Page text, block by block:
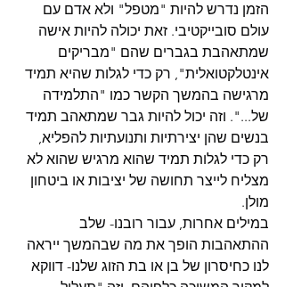
הזמן נדרש להיות "מטפל" ולא אדם עם
עולם סובייקטיבי. זאת יכולה להיות אישה
שמתאהבת בגברים שהם "מבריקים
אינטלקטואלית", רק כדי לגלות שהיא תמיד
מרגישה בהמשך הקשר כמו "התלמידה
של...". וזה יכול להיות גבר שמתאהב תמיד
בנשים שהן יצירתיות ותנועתיות להפליא,
רק כדי לגלות תמיד שהוא מרגיש שהוא לא
מצליח לייצר תחושה של יציבות או ביטחון
מולן.
במילים אחרות, עבור רובנו- שלב
ההתאהבות הופך את מה שבהמשך ייראה
לנו כחיסרון של בן או בת הזוג שלנו- דווקא